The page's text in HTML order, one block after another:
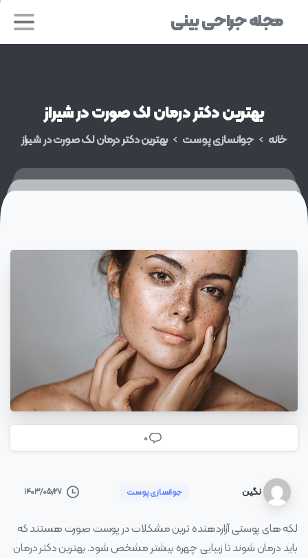
مجله جراحی بینی
بهتریندکتردرمانلکصورتدرشیراز
خانه جوانسازی پوست بهترین دکتر درمان لک صورت در شیراز
0
نگین جوانسازی پوست ۱۴۰۳/۰۵/۲۷
لکه های پوستی آزاردهنده ترین مشکلات در پوست صورت هستند که
باید درمان شوند تا زیبایی چهره بیشتر مشخص شود. بهترین دکتر درمان